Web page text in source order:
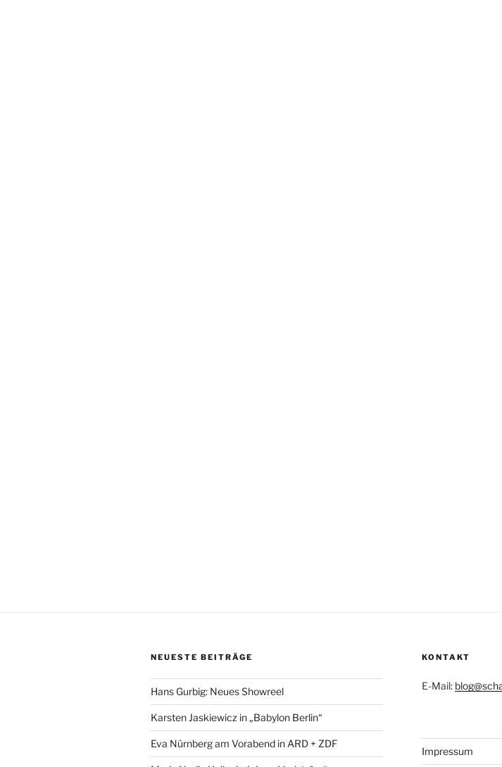
NEUESTE BEITRÄGE
Hans Gurbig: Neues Showreel
Karsten Jaskiewicz in „Babylon Berlin“
Eva Nürnberg am Vorabend in ARD + ZDF
KONTAKT
E-Mail:
Impressum